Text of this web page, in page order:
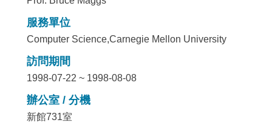
服務單位
Computer Science,Carnegie Mellon University
訪問期間
1998-07-22 ~ 1998-08-08
辦公室 / 分機
新館731室